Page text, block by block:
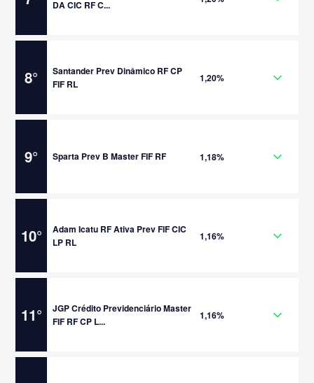
DA CIC RF C...
8°
Santander Prev Dinâmico RF CP
FIF RL
1,20%
9° Sparta Prev B Master FIF RF 1,18%
10°
Adam Icatu RF Ativa Prev FIF CIC
LP RL
1,16%
11°
JGP Crédito Previdenciário Master
FIF RF CP L...
1,16%